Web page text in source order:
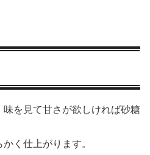
を見て甘さが欲しければ砂糖
く仕上がります。